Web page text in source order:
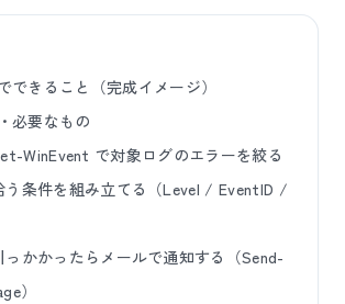
できること（完成イメージ）
必要なもの
WinEvent で対象ログのエラーを絞る
う条件を組み立てる（Level / EventID /
かかったらメールで通知する（Send-
）